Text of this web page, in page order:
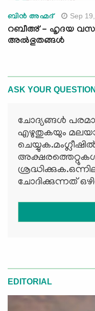
ബിന്‍ അഹ്മദ് Sep
റബീഅ് - ഹൃദയ
അല്‍ഭുതങ്ങള്‍
ASK YOUR QUESTION
ചോദ്യങ്ങള്‍
എഴുതുകയും
ചോദിക്കുന്നത്
EDITORIAL